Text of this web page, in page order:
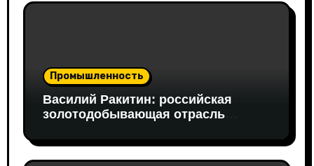
Промышленность
Василий Ракитин: российская
золотодобывающая отрасль
благодаря перестройке экспорта и
технологической устойчивости